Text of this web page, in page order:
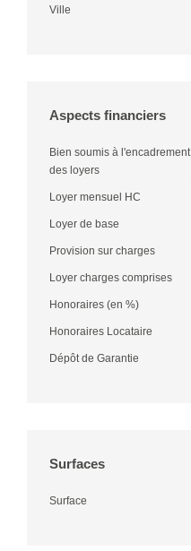
Ville
Aspects financiers
Bien soumis à l'encadrement
des loyers
Loyer mensuel HC
Loyer de base
Provision sur charges
Loyer charges comprises
Honoraires (en %)
Honoraires Locataire
Dépôt de Garantie
Surfaces
Surface